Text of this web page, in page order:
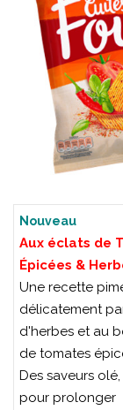
Nouveau
Aux éclats de
Épicées &
Une recette
délicatement
d'herbes et au
de tomates
Des saveurs
pour prolonger